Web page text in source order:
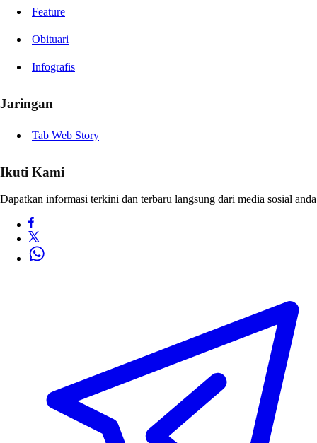
Feature
Obituari
Infografis
Jaringan
Tab Web Story
Ikuti Kami
Dapatkan informasi terkini dan terbaru langsung dari media sosial anda